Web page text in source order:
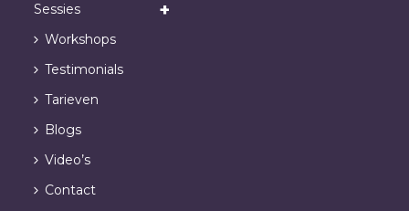
Sessies
Workshops
Testimonials
Tarieven
Blogs
Video’s
Contact